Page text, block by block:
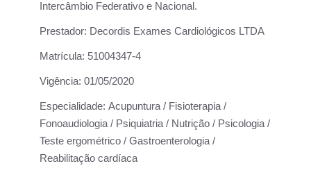
Intercâmbio Federativo e Nacional.
Prestador: Decordis Exames Cardiológicos LTDA
Matrícula: 51004347-4
Vigência: 01/05/2020
Especialidade: Acupuntura / Fisioterapia /
Fonoaudiologia / Psiquiatria / Nutrição / Psicologia /
Teste ergométrico / Gastroenterologia /
Reabilitação cardíaca